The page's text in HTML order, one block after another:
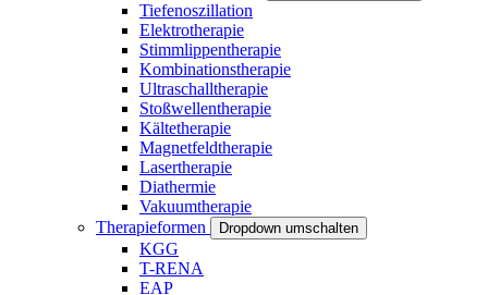
Tiefenoszillation
Elektrotherapie
Stimmlippentherapie
Kombinationstherapie
Ultraschalltherapie
Stoßwellentherapie
Kältetherapie
Magnetfeldtherapie
Lasertherapie
Diathermie
Vakuumtherapie
Therapieformen
Dropdown umschalten
KGG
T-RENA
EAP